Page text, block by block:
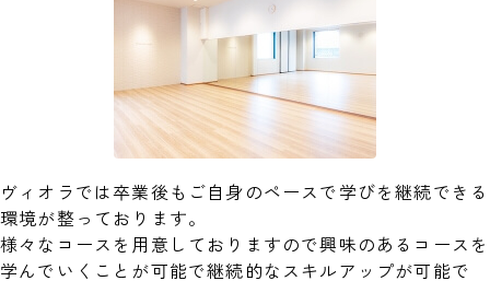
ヴィオラでは卒業後もご自身のペースで学びを継続できる
環境が整っております。
様々なコースを用意しておりますので興味のあるコースを
学んでいくことが可能で継続的なスキルアップが可能で